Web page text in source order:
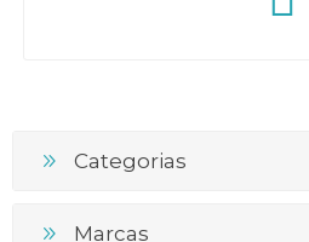
Categorias
Marcas